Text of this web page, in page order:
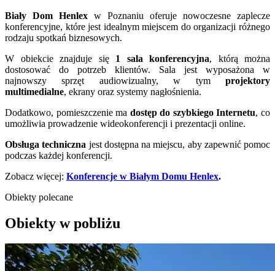
Biały Dom Henlex w Poznaniu oferuje nowoczesne zaplecze
konferencyjne, które jest idealnym miejscem do organizacji różnego
rodzaju spotkań biznesowych.
W obiekcie znajduje się1 sala konferencyjna, którą można
dostosować do potrzeb klientów. Sala jest wyposażona w
najnowszy sprzęt audiowizualny, w tym projektory
multimedialne, ekrany oraz systemy nagłośnienia.
Dodatkowo, pomieszczenie ma dostęp do szybkiego Internetu, co
umożliwia prowadzenie wideokonferencji i prezentacji online.
Obsługa techniczna jest dostępna na miejscu, aby zapewnić pomoc
podczas każdej konferencji.
Zobacz więcej: Konferencje w Białym Domu Henlex.
Obiekty polecane
Obiekty w pobliżu